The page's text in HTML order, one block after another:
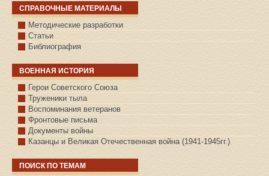
СПРАВОЧНЫЕ МАТЕРИАЛЫ
Методические разработки
Статьи
Библиография
ВОЕННАЯ ИСТОРИЯ
С.КАЗАНСКОЕ
Герои Советского Союза
Труженики тыла
Воспоминания ветеранов
Фронтовые письма
Документы войны
Казанцы и Великая Отечественная война (1941-1945гг.)
ПОИСК ПО ТЕМАМ